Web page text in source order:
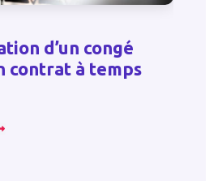
d’un congé
contrat à temps